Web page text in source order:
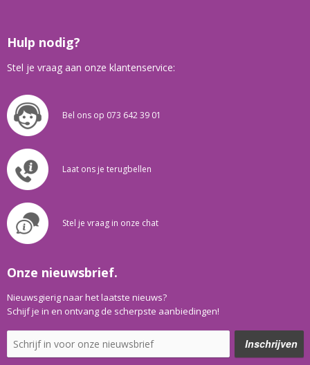
Hulp nodig?
Stel je vraag aan onze klantenservice:
Bel ons op 073 642 39 01
Laat ons je terugbellen
Stel je vraag in onze chat
Onze nieuwsbrief.
Nieuwsgierig naar het laatste nieuws?
Schijf je in en ontvang de scherpste aanbiedingen!